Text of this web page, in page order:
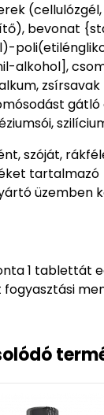
(cellulózgél,
bevonat
alkohol],
gátló
szóját,
tartalmazó
üzemben
1 tablettát
fogyasztási